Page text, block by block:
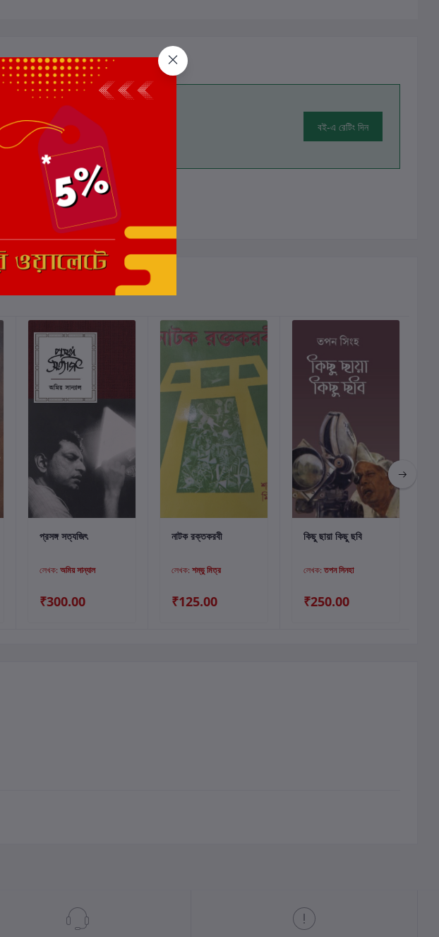
বই-এ রেটিং দিন
এই বইয়ের জন্য এখনও কোন পর্যালোচনা নেই
কার্টে যোগ করুন
প্রসঙ্গ সত্যজিৎ
লেখক: অমিয় সান্যাল
₹300.00
কার্টে যোগ করুন
নাটক রক্তকরবী
লেখক: শম্ভু মিত্র
₹125.00
কার্টে যোগ করুন
কিছু ছায়া কিছু ছবি
লেখক:তপন সিনহা
₹250.00